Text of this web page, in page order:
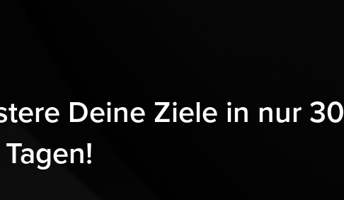
Deine Ziele in nur 30
Tagen!